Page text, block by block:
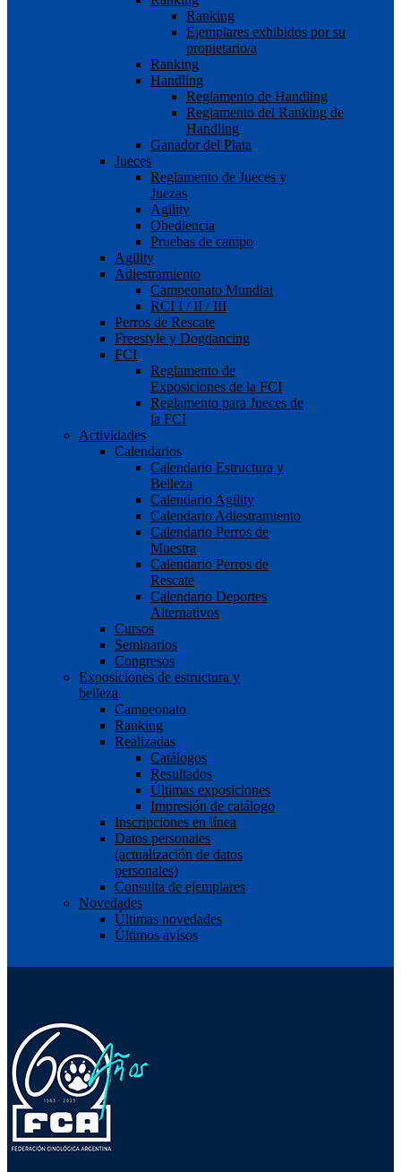
Ranking
Ejemplares exhibidos por su
propietario/a
Ranking
Handling
Reglamento de Handling
Reglamento del Ranking de
Handling
Ganador del Plata
Jueces
Reglamento de Jueces y
Juezas
Agility
Obediencia
Pruebas de campo
Agility
Adiestramiento
Campeonato Mundial
RCI I / II / III
Perros de Rescate
Freestyle y Dogdancing
FCI
Reglamento de
Exposiciones de la FCI
Reglamento para Jueces de
la FCI
Actividades
Calendarios
Calendario Estructura y
Belleza
Calendario Agility
Calendario Adiestramiento
Calendario Perros de
Muestra
Calendario Perros de
Rescate
Calendario Deportes
Alternativos
Cursos
Seminarios
Congresos
Exposiciones de estructura y
belleza
Campeonato
Ranking
Realizadas
Catálogos
Resultados
Últimas exposiciones
Impresión de catálogo
Inscripciones en línea
Datos personales
(actualización de datos
personales)
Consulta de ejemplares
Novedades
Últimas novedades
Últimos avisos